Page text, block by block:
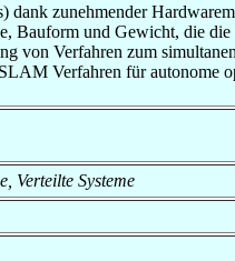
zunehmender
Bauform und Gewicht, die
von Verfahren zum
Verfahren für autonome
Verteilte Systeme